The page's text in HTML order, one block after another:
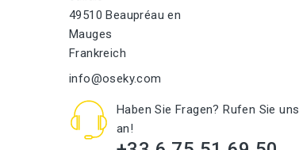
49510 Beaupréau en
Mauges
Frankreich
info@oseky.com
Haben Sie Fragen? Rufen Sie uns
an!